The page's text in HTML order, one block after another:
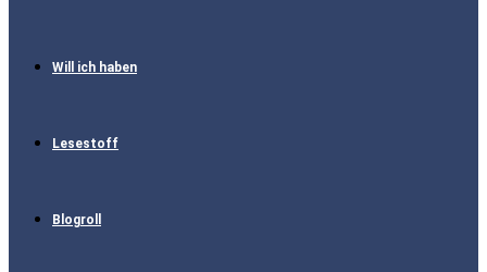
Will ich haben
Lesestoff
Blogroll